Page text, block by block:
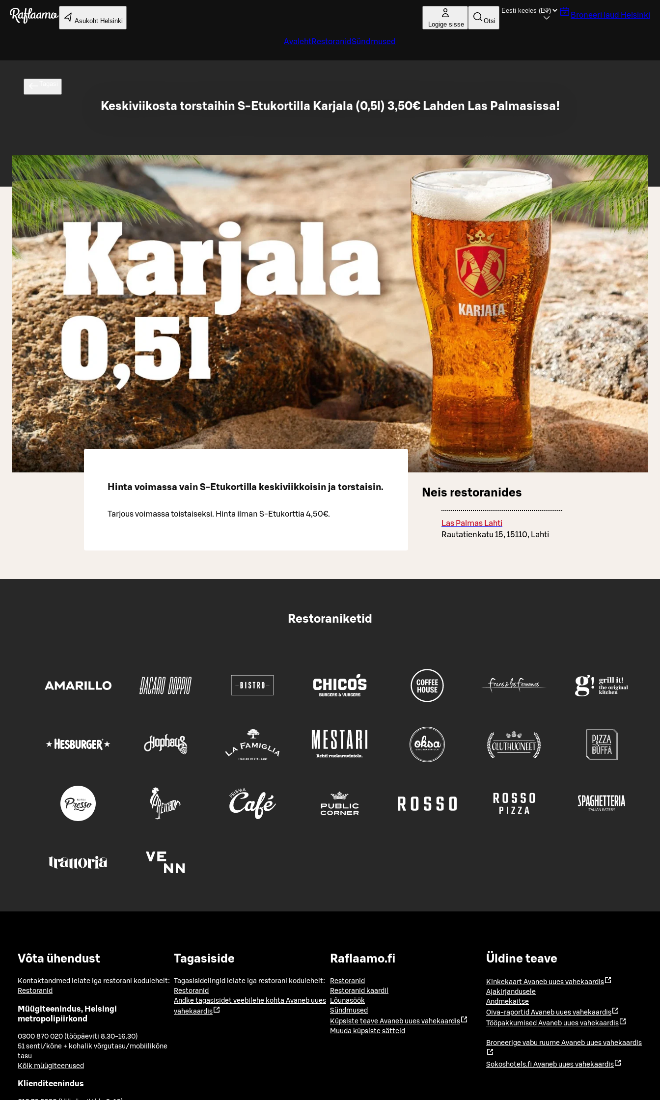
Liigu peamise sisu juurde
Asukoht Helsinki Logige sisse Otsi
Broneeri laud Helsinki
AvalehtRestoranidSündmused
Keskiviikosta torstaihin S-Etukortilla Karjala (0,5l) 3,50€ Lahden Las Palmasissa!
Hinta voimassa vain S-Etukortilla keskiviikkoisin ja torstaisin.
Tarjous voimassa toistaiseksi. Hinta ilman S-Etukorttia 4,50€.
Neis restoranides
Las Palmas Lahti
Rautatienkatu 15, 15110, Lahti
Restoraniketid
Võta ühendust
Kontaktandmed leiate iga restorani kodulehelt:
Restoranid
Müügiteenindus, Helsingi
metropolipiirkond
0300 870 020 (tööpäeviti 8.30-16.30)
51 senti/kõne + kohalik võrgutasu/mobiilikõne
tasu
Kõik müügiteenused
Klienditeenindus
Tagasiside
Tagasisidelingid leiate iga restorani kodulehelt:
Restoranid
Andke tagasisidet veebilehe kohta Avaneb uues
vahekaardis
Raflaamo.fi
Restoranid
Restoranid kaardil
Lõunasöök
Sündmused
Küpsiste teave Avaneb uues vahekaardis
Muuda küpsiste sätteid
Üldine teave
Kinkekaart Avaneb uues vahekaardis
Ajakirjandusele
Andmekaitse
Oiva-raportid Avaneb uues vahekaardis
Tööpakkumised Avaneb uues vahekaardis
Broneerige vabu ruume Avaneb uues vahekaardis
Sokoshotels.fi Avaneb uues vahekaardis